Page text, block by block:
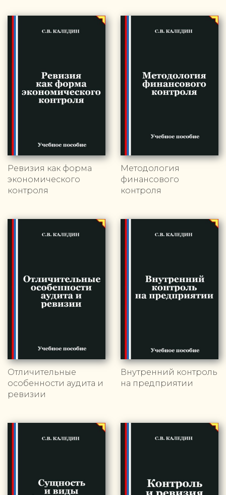
Ревизия как форма
экономического
контроля
Методология
финансового
контроля
Отличительные
особенности аудита и
ревизии
Внутренний контроль
на предприятии